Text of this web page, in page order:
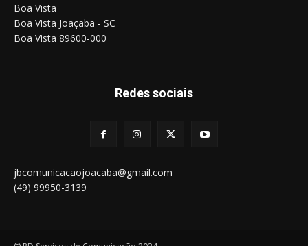
Boa Vista
Boa Vista Joaçaba - SC
Boa Vista 89600-000
Redes sociais
jbcomunicacaojoacaba@gmail.com
(49) 99950-3139